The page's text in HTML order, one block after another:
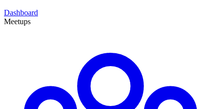
Dashboard
Meetups